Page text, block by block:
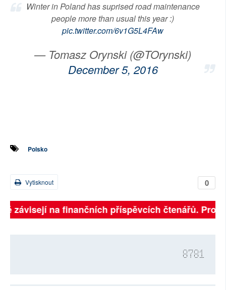
Winter in Poland has suprised road maintenance
people more than usual this year :)
pic.twitter.com/6v1G5L4FAw
— Tomasz Orynski (@TOrynski)
December 5, 2016
Polsko
0
Vytisknout
závisejí na finančních příspěvcích čtenářů.
8781